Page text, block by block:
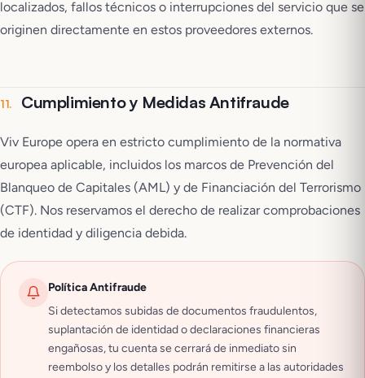
localizados, fallos técnicos o interrupciones del servicio que se
originen directamente en estos proveedores externos.
11. Cumplimiento y Medidas Antifraude
Viv Europe opera en estricto cumplimiento de la normativa
europea aplicable, incluidos los marcos de Prevención del
Blanqueo de Capitales (AML) y de Financiación del Terrorismo
(CTF). Nos reservamos el derecho de realizar comprobaciones
de identidad y diligencia debida.
Política Antifraude
Si detectamos subidas de documentos fraudulentos,
suplantación de identidad o declaraciones financieras
engañosas, tu cuenta se cerrará de inmediato sin
reembolso y los detalles podrán remitirse a las autoridades